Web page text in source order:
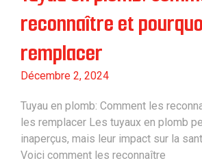
reconnaître et
remplacer
Décembre 2, 2024
Tuyau en plomb: Comment les
les remplacer Les tuyaux en plomb
inaperçus, mais leur impact sur la
Voici comment les reconnaître